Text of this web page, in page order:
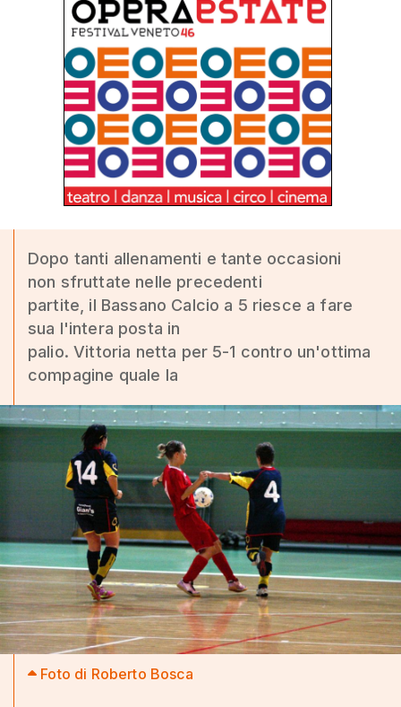
Dopo tanti allenamenti e tante occasioni
non sfruttate nelle precedenti
partite, il Bassano Calcio a 5 riesce a fare
sua l'intera posta in
palio. Vittoria netta per 5-1 contro un'ottima
compagine quale la
Foto di Roberto Bosca